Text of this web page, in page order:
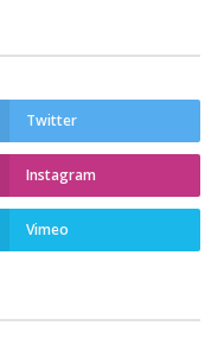
Twitter
Instagram
Vimeo